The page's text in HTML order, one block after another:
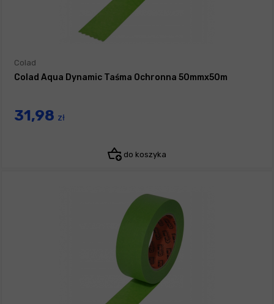
Colad
Colad Aqua Dynamic Taśma Ochronna 50mmx50m
31,98 zł
do koszyka